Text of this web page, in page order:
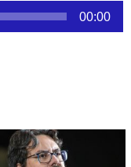
00:00